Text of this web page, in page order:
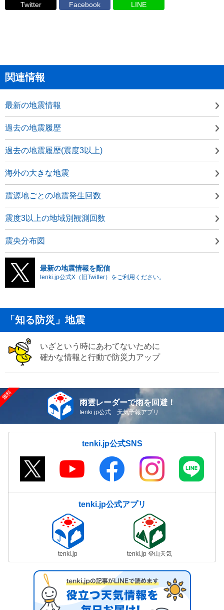
Twitter Facebook LINE
関連情報
最新の地震情報
過去の地震履歴
過去の地震履歴(震度3以上)
海外の大きな地震
震源地ごとの地震発生回数
震度3以上の地域別観測回数
震央分布図
最新の地震情報を配信
tenki.jp公式X（旧Twitter）をご利用ください。
「知る防災」地震
いざという時にあわてないために
確かな情報と行動で防災力アップ
雨雲レーダーで雨を回避！
tenki.jp公式 天気予報アプリ
tenki.jp公式SNS
tenki.jp公式アプリ
tenki.jp tenki.jp 登山天気